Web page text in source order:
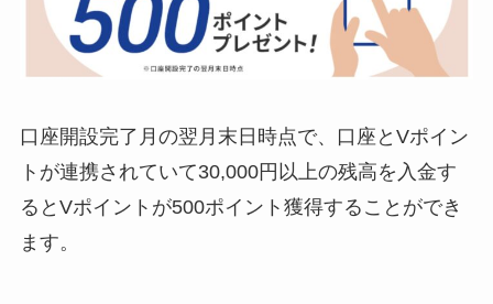
口座開設完了月の翌月末日時点で、口座とVポイン
トが連携されていて30,000円以上の残高を入金す
るとVポイントが500ポイント獲得することができ
ます。